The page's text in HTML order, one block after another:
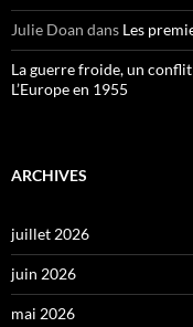
Julie Doan dans Les
La guerre froide, un
L’Europe en 1955
ARCHIVES
juillet 2026
juin 2026
mai 2026